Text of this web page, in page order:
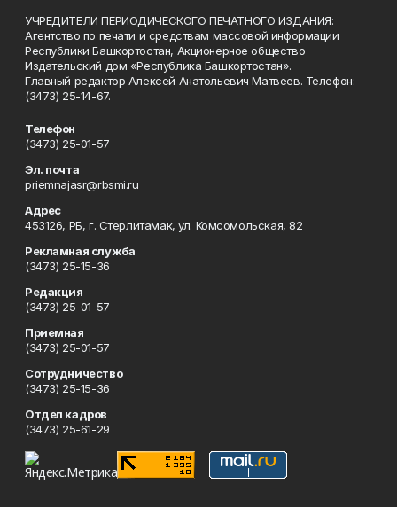
УЧРЕДИТЕЛИ ПЕРИОДИЧЕСКОГО ПЕЧАТНОГО ИЗДАНИЯ:
Агентство по печати и средствам массовой информации
Республики Башкортостан, Акционерное общество
Издательский дом «Республика Башкортостан».
Главный редактор Алексей Анатольевич Матвеев. Телефон:
(3473) 25-14-67.
Телефон
(3473) 25-01-57
Эл. почта
priemnajasr@rbsmi.ru
Адрес
453126, РБ, г. Стерлитамак, ул. Комсомольская, 82
Рекламная служба
(3473) 25-15-36
Редакция
(3473) 25-01-57
Приемная
(3473) 25-01-57
Сотрудничество
(3473) 25-15-36
Отдел кадров
(3473) 25-61-29